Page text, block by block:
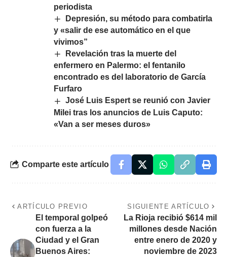
periodista
Depresión, su método para combatirla
y «salir de ese automático en el que
vivimos”
Revelación tras la muerte del
enfermero en Palermo: el fentanilo
encontrado es del laboratorio de García
Furfaro
José Luis Espert se reunió con Javier
Milei tras los anuncios de Luis Caputo:
«Van a ser meses duros»
Comparte este artículo
ARTÍCULO PREVIO
El temporal golpeó
con fuerza a la
Ciudad y el Gran
Buenos Aires:
SIGUIENTE ARTÍCULO
La Rioja recibió $614 mil
millones desde Nación
entre enero de 2020 y
noviembre de 2023